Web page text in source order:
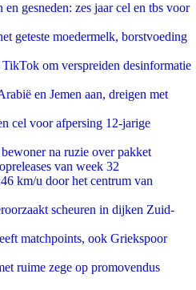
gesneden: zes jaar cel en tbs voor
geteste moedermelk, borstvoeding
om verspreiden desinformatie
en Jemen aan, dreigen met
cel voor afpersing 12-jarige
na ruzie over pakket
van week 32
km/u door het centrum van
scheuren in dijken Zuid-
matchpoints, ook Griekspoor
ruime zege op promovendus